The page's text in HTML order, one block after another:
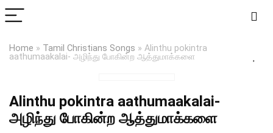
Home » Tamil Christians Songs » Alinthu pokintra
aathumaakalai- அழிந்து போகின்ற ஆத்துமாக்களை
Alinthu pokintra aathumaakalai-
அழிந்து போகின்ற ஆத்துமாக்களை